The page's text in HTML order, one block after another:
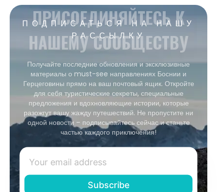
ПОДПИСАТЬСЯ НА НАШУ
РАССЫЛКУ
ПРИСОЕДИНЯЙТЕСЬ К
НАШЕМУ СООБЩЕСТВУ
Получайте последние обновления и эксклюзивные
материалы о must-see направлениях Боснии и
Герцеговины прямо на ваш почтовый ящик. Откройте
для себя туристические секреты, специальные
предложения и вдохновляющие истории, которые
разожгут вашу жажду путешествий. Не пропустите ни
одной новости – подписывайтесь сейчас и станьте
частью каждого приключения!